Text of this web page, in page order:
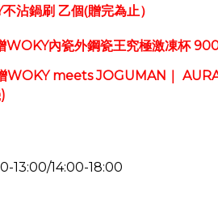
沾鍋刷 乙個(贈完為止）
WOKY內瓷外鋼瓷王究極激凍杯
WOKY meets JOGUMAN｜
13:00/14:00-18:00